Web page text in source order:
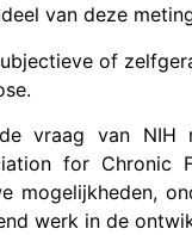
van deze
of
vraag van NIH
for Chronic
mogelijkheden,
werk in de